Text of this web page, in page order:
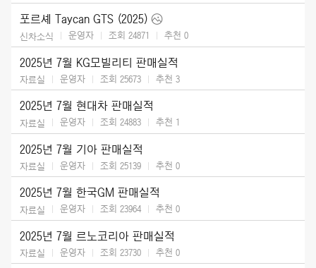
포르셰 Taycan GTS (2025)
신차소식 운영자 조회 24871 추천 0
2025년 7월 KG모빌리티 판매실적
자료실 운영자 조회 25673 추천 3
2025년 7월 현대차 판매실적
자료실 운영자 조회 24883 추천 1
2025년 7월 기아 판매실적
자료실 운영자 조회 25139 추천 0
2025년 7월 한국GM 판매실적
자료실 운영자 조회 23964 추천 0
2025년 7월 르노코리아 판매실적
자료실 운영자 조회 23730 추천 0